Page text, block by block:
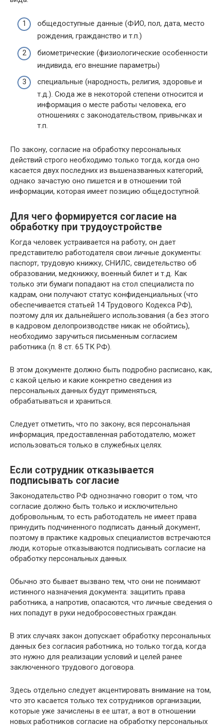
общедоступные данные (ФИО, пол, дата, место
рождения, гражданство и т.п.)
биометрические (физиологические особенности
индивида, его внешние параметры)
специальные (народность, религия, здоровье и
т.д.). Сюда же в некоторой степени относится и
информация о месте работы человека, его
отношениях с законодательством, привычках и
т.п.
По закону, согласие на обработку персональных
действий строго необходимо только тогда, когда оно
касается двух последних из вышеназванных категорий,
однако зачастую оно пишется и в отношении той
информации, которая имеет позицию общедоступной.
Для чего формируется согласие на
обработку при трудоустройстве
Когда человек устраивается на работу, он дает
представителю работодателя свои личные документы:
паспорт, трудовую книжку, СНИЛС, свидетельство об
образовании, медкнижку, военный билет и т.д. Как
только эти бумаги попадают на стол специалиста по
кадрам, они получают статус конфиденциальных (что
обеспечивается статьей 14 Трудового Кодекса РФ),
поэтому для их дальнейшего использования (а без этого
в кадровом делопроизводстве никак не обойтись),
необходимо заручиться письменным согласием
работника (п. 8 ст. 65 ТК РФ).
В этом документе должно быть подробно расписано, как,
с какой целью и какие конкретно сведения из
персональных данных будут применяться,
обрабатываться и храниться.
Следует отметить, что по закону, вся персональная
информация, предоставленная работодателю, может
использоваться только в служебных целях.
Если сотрудник отказывается
подписывать согласие
Законодательство РФ однозначно говорит о том, что
согласие должно быть только и исключительно
добровольным, то есть работодатель не имеет права
принудить подчиненного подписать данный документ,
поэтому в практике кадровых специалистов встречаются
люди, которые отказываются подписывать согласие на
обработку персональных данных.
Обычно это бывает вызвано тем, что они не понимают
истинного назначения документа: защитить права
работника, а напротив, опасаются, что личные сведения о
них попадут в руки недобросовестных граждан.
В этих случаях закон допускает обработку персональных
данных без согласия работника, но только тогда, когда
это нужно для реализации условий и целей ранее
заключенного трудового договора.
Здесь отдельно следует акцентировать внимание на том,
что это касается только тех сотрудников организации,
которые уже зачислены в ее штат, а вот в отношении
новых работников согласие на обработку персональных